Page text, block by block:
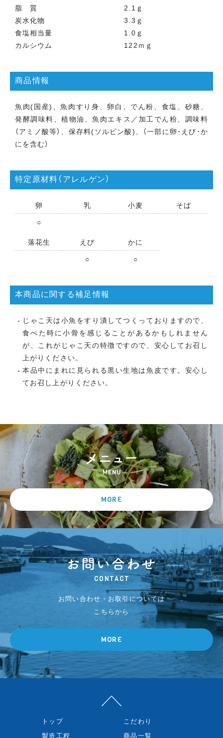
脂 質
2.1ｇ
炭水化物
3.3ｇ
食塩相当量
1.0ｇ
カルシウム
122ｍｇ
商品情報
魚肉(国産)、魚肉すり身、卵白、でん粉、食塩、砂糖、
発酵調味料、植物油、魚肉エキス／加工でん粉、調味料
（アミノ酸等）、保存料(ソルビン酸)、（一部に卵･えび･か
にを含む）
特定原材料（アレルゲン）
卵
○
乳 小麦 そば
落花生 えび
○
かに
○
本商品に関する補足情報
じゃこ天は小魚をすり潰してつくっておりますので、
食べた時に小骨を感じることがあるかもしれません
が、これがじゃこ天の特徴ですので、安心してお召し
上がりください。
本品中にまれに見られる黒い生地は魚皮です。安心し
てお召し上がりください。
MENU
MORE
CONTACT
お問い合わせ・お取引については
こちらから
MORE
トップ
こだわり
製造工程
商品一覧